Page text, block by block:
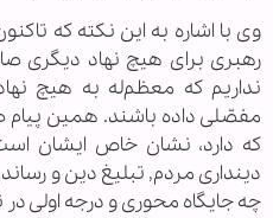
وی با اشاره به این نکته که
رهبری برای هیچ نهاد دیگری
نداریم که معظم‌له به هیچ
مفصّلی داده باشند. همین پیام
که دارد، نشان خاص ایشان است
دینداری مردم, تبلیغ دین و
چه جایگاه محوری و درجه اولی در